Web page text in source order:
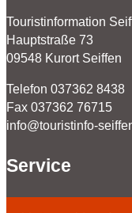
Touristinformation
Hauptstraße 73
09548 Kurort Seiffen
Telefon 037362 8438
Fax 037362 76715
info@touristinfo-
Service